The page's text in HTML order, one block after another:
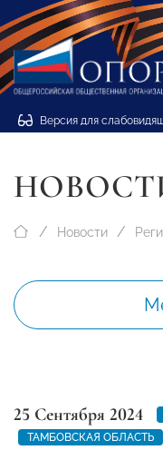
Версия для
Новости
25 Сентября 2024
ТАМБОВСКАЯ ОБЛАСТЬ